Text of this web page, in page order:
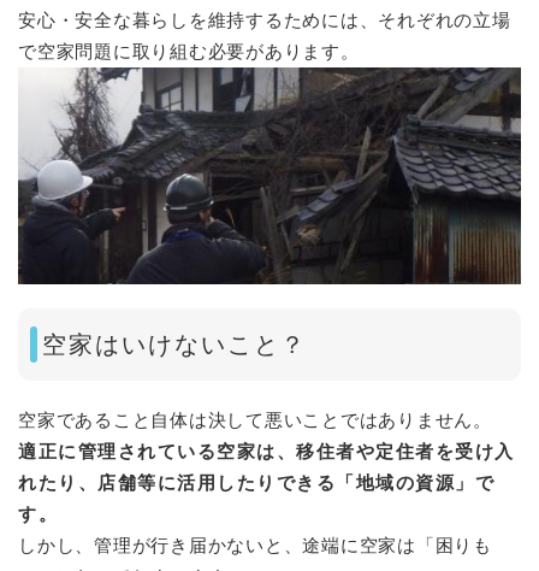
安心・安全な暮らしを維持するためには、それぞれの立場
で空家問題に取り組む必要があります。
空家はいけないこと？
空家であること自体は決して悪いことではありません。
適正に管理されている空家は、移住者や定住者を受け入
れたり、店舗等に活用したりできる「地域の資源」で
す。
しかし、管理が行き届かないと、途端に空家は「困りも